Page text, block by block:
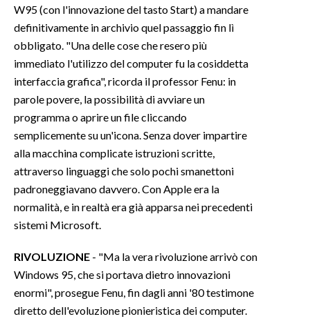
W95 (con l'innovazione del tasto Start) a mandare
definitivamente in archivio quel passaggio fin lì
obbligato. "Una delle cose che resero più
immediato l'utilizzo del computer fu la cosiddetta
interfaccia grafica", ricorda il professor Fenu: in
parole povere, la possibilità di avviare un
programma o aprire un file cliccando
semplicemente su un'icona. Senza dover impartire
alla macchina complicate istruzioni scritte,
attraverso linguaggi che solo pochi smanettoni
padroneggiavano davvero. Con Apple era la
normalità, e in realtà era già apparsa nei precedenti
sistemi Microsoft.
RIVOLUZIONE - "Ma la vera rivoluzione arrivò con
Windows 95, che si portava dietro innovazioni
enormi", prosegue Fenu, fin dagli anni '80 testimone
diretto dell'evoluzione pionieristica dei computer.